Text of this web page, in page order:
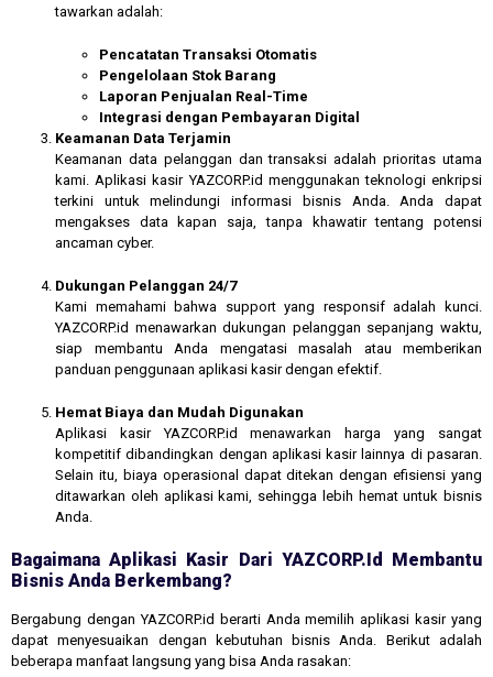
tawarkan adalah:
Pencatatan Transaksi Otomatis
Pengelolaan Stok Barang
Laporan Penjualan Real-Time
Integrasi dengan Pembayaran Digital
Keamanan Data Terjamin
Keamanan data pelanggan dan transaksi adalah prioritas utama
kami. Aplikasi kasir YAZCORP.id menggunakan teknologi enkripsi
terkini untuk melindungi informasi bisnis Anda. Anda dapat
mengakses data kapan saja, tanpa khawatir tentang potensi
ancaman cyber.
Dukungan Pelanggan 24/7
Kami memahami bahwa support yang responsif adalah kunci.
YAZCORP.id menawarkan dukungan pelanggan sepanjang waktu,
siap membantu Anda mengatasi masalah atau memberikan
panduan penggunaan aplikasi kasir dengan efektif.
Hemat Biaya dan Mudah Digunakan
Aplikasi kasir YAZCORP.id menawarkan harga yang sangat
kompetitif dibandingkan dengan aplikasi kasir lainnya di pasaran.
Selain itu, biaya operasional dapat ditekan dengan efisiensi yang
ditawarkan oleh aplikasi kami, sehingga lebih hemat untuk bisnis
Anda.
Bagaimana Aplikasi Kasir Dari YAZCORP.id Membantu
Bisnis Anda Berkembang?
Bergabung dengan YAZCORP.id berarti Anda memilih aplikasi kasir yang
dapat menyesuaikan dengan kebutuhan bisnis Anda. Berikut adalah
beberapa manfaat langsung yang bisa Anda rasakan: